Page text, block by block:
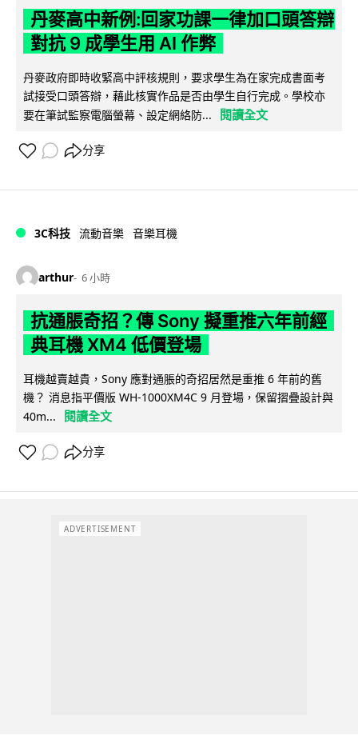
丹麥高中新例:回家功課一律加口頭答辯
對抗 9 成學生用 AI 作弊
丹麥政府即時收緊高中評核規則，要求學生為在家完成書面考
試接受口頭答辯，藉此核實作品是否由學生自行完成。學校亦
要在筆試監察電腦螢幕、設定網絡防...
閱讀全文
分享
3C科技 流動音樂 音樂耳機
arthur 6 小時
抗通脹奇招？傳 Sony 擬重推六年前經
典耳機 XM4 低價登場
耳機越賣越貴，Sony 應對通脹的奇招居然是重推 6 年前的舊
機？ 消息指平價版 WH-1000XM4C 9 月登場，保留摺疊設計與
40m...
閱讀全文
分享
ADVERTISEMENT